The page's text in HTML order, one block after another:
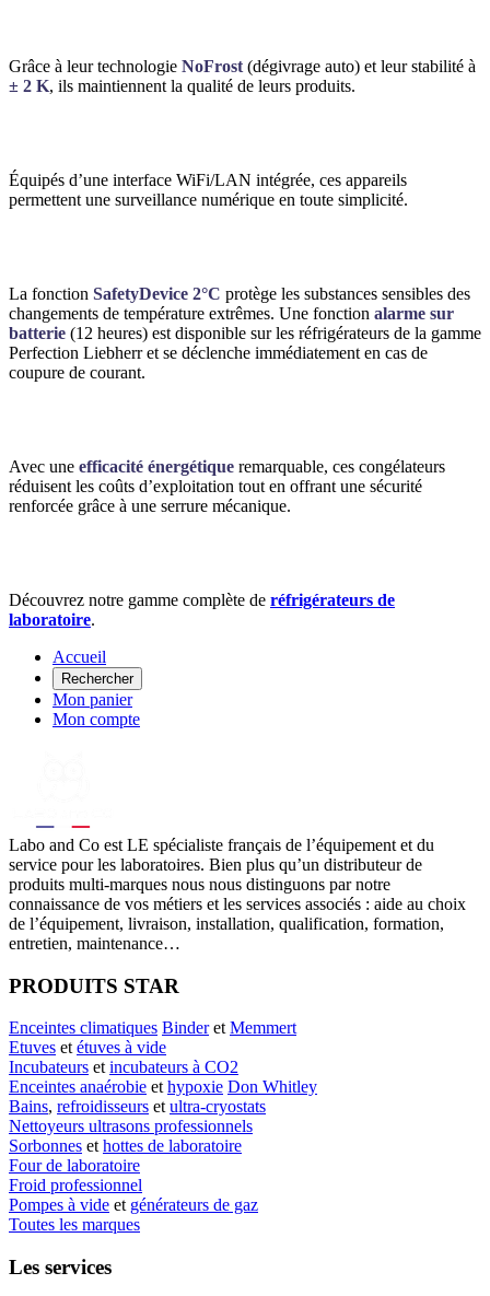
Grâce à leur technologie NoFrost (dégivrage auto) et leur stabilité à
± 2 K, ils maintiennent la qualité de leurs produits.
Équipés d’une interface WiFi/LAN intégrée, ces appareils
permettent une surveillance numérique en toute simplicité.
La fonction SafetyDevice 2°C protège les substances sensibles des
changements de température extrêmes. Une fonction alarme sur
batterie (12 heures) est disponible sur les réfrigérateurs de la gamme
Perfection Liebherr et se déclenche immédiatement en cas de
coupure de courant.
Avec une efficacité énergétique remarquable, ces congélateurs
réduisent les coûts d’exploitation tout en offrant une sécurité
renforcée grâce à une serrure mécanique.
Découvrez notre gamme complète de réfrigérateurs de
laboratoire.
Accueil
Rechercher
Mon panier
Mon compte
Labo and Co est LE spécialiste français de l’équipement et du
service pour les laboratoires. Bien plus qu’un distributeur de
produits multi-marques nous nous distinguons par notre
connaissance de vos métiers et les services associés : aide au choix
de l’équipement, livraison, installation, qualification, formation,
entretien, maintenance…
PRODUITS STAR
Enceintes climatiques Binderet Memmert
Etuves et étuves à vide
Incubateurs et incubateurs à CO2
Enceintes anaérobie et hypoxie Don Whitley
Bains, refroidisseurs et ultra-cryostats
Nettoyeurs ultrasons professionnels
Sorbonnes et hottes de laboratoire
Four de laboratoire
Froid professionnel
Pompes à vide et générateurs de gaz
Toutes les marques
Les services